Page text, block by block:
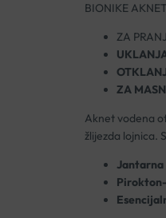
BIONIKE
ZA
ZA
Aknet vodena
žlijezda lojnica.
Jantarna